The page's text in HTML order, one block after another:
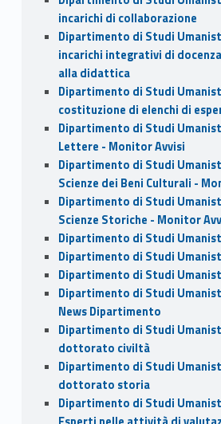
incarichi di collaborazione
Dipartimento di Studi
incarichi integrativi di
alla didattica
Dipartimento di Studi
costituzione di elenchi di
Dipartimento di Studi
Lettere - Monitor Avvisi
Dipartimento di Studi
Scienze dei Beni Culturali -
Dipartimento di Studi
Scienze Storiche - Monitor
Dipartimento di Studi
Dipartimento di Studi
Dipartimento di Studi
Dipartimento di Studi
News Dipartimento
Dipartimento di Studi
dottorato civiltà
Dipartimento di Studi
dottorato storia
Dipartimento di Studi